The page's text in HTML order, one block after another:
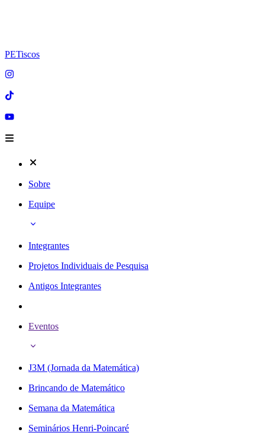
PETiscos
Sobre
Equipe
Integrantes
Projetos Individuais de Pesquisa
Antigos Integrantes
Eventos
J3M (Jornada da Matemática)
Brincando de Matemático
Semana da Matemática
Seminários Henri-Poincaré